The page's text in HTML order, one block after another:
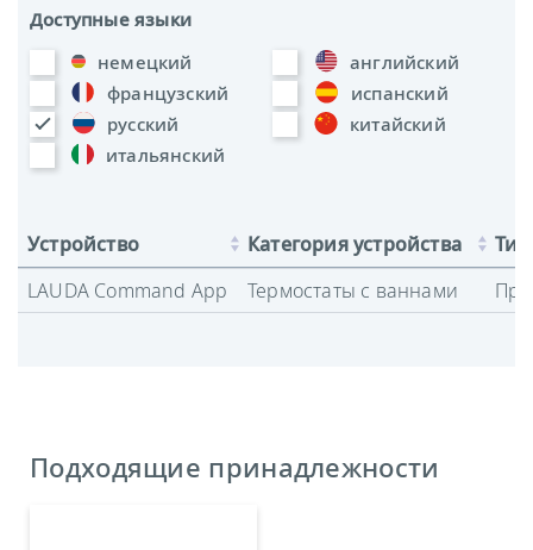
Доступные языки
немецкий
английский
французский
испанский
русский
китайский
итальянский
Устройство Категория устройства
LAUDA Command App
Термостаты с ваннами
Подходящие принадлежности